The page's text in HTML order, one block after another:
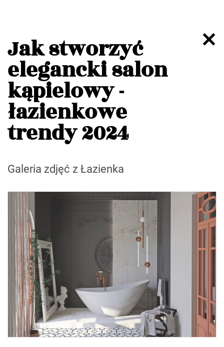
Jak stworzyć
elegancki salon
kąpielowy -
łazienkowe
trendy 2024
Galeria zdjęć z Łazienka